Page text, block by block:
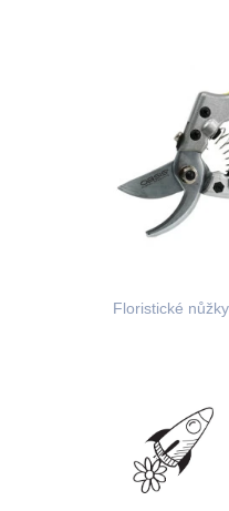
Floristické nůžky